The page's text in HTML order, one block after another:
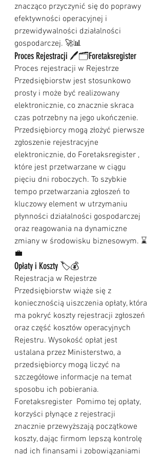
znacząco przyczynić się do poprawy
efektywności operacyjnej i
przewidywalności działalności
gospodarczej. 🚀📊
Proces Rejestracji 🖊️🗂️Foretaksregister
Proces rejestracji w Rejestrze
Przedsiębiorstw jest stosunkowo
prosty i może być realizowany
elektronicznie, co znacznie skraca
czas potrzebny na jego ukończenie.
Przedsiębiorcy mogą złożyć pierwsze
zgłoszenie rejestracyjne
elektronicznie, do Foretaksregister ,
które jest przetwarzane w ciągu
pięciu dni roboczych. To szybkie
tempo przetwarzania zgłoszeń to
kluczowy element w utrzymaniu
płynności działalności gospodarczej
oraz reagowania na dynamiczne
zmiany w środowisku biznesowym. ⌛
💼
Opłaty i Koszty 🏷️💰
Rejestracja w Rejestrze
Przedsiębiorstw wiąże się z
koniecznością uiszczenia opłaty, która
ma pokryć koszty rejestracji zgłoszeń
oraz część kosztów operacyjnych
Rejestru. Wysokość opłat jest
ustalana przez Ministerstwo, a
przedsiębiorcy mogą liczyć na
szczegółowe informacje na temat
sposobu ich pobierania.
Foretaksregister  Pomimo tej opłaty,
korzyści płynące z rejestracji
znacznie przewyższają początkowe
koszty, dając firmom lepszą kontrolę
nad ich finansami i zobowiązaniami